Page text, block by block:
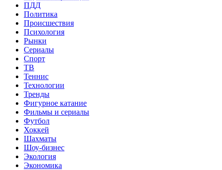
ПДД
Политика
Происшествия
Психология
Рынки
Сериалы
Спорт
ТВ
Теннис
Технологии
Тренды
Фигурное катание
Фильмы и сериалы
Футбол
Хоккей
Шахматы
Шоу-бизнес
Экология
Экономика